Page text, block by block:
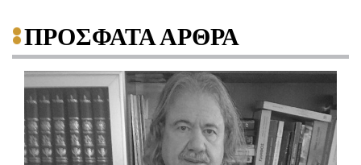
ΠΡΟΣΦΑΤΑ ΑΡΘΡΑ